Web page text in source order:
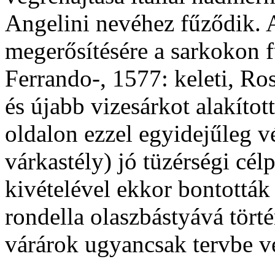
Angelini nevéhez fűződik.
megerősítésére a
Ferrando-, 1577: keleti,
és újabb vizesárkot
oldalon ezzel egyidejűleg
várkastély) jó tüzérségi
kivételével ekkor
rondella olaszbástyává
várárok ugyancsak tervbe